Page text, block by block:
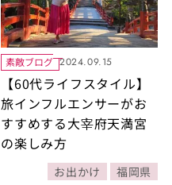
素敵ブログ 2024.09.15
【60代ライフスタイル】
旅インフルエンサーがお
すすめする大宰府天満宮
の楽しみ方
お出かけ 福岡県